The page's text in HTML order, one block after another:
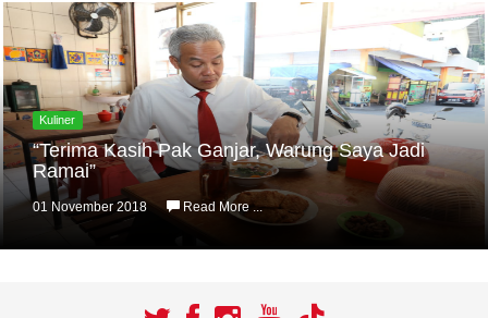
Kuliner
“Terima Kasih Pak Ganjar, Warung Saya Jadi
Ramai”
01 November 2018 Read More ...